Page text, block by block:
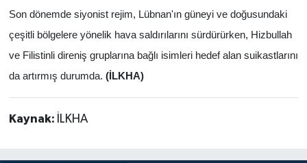
Son dönemde siyonist rejim, Lübnan'ın güneyi ve doğusundaki
çeşitli bölgelere yönelik hava saldırılarını sürdürürken, Hizbullah
ve Filistinli direniş gruplarına bağlı isimleri hedef alan suikastlarını
da artırmış durumda. (İLKHA)
Kaynak: İLKHA